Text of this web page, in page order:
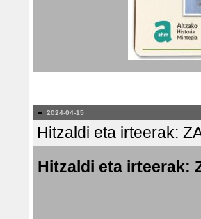
2024-04-15
Hitzaldi eta irteerak:
Hitzaldi eta irteerak: